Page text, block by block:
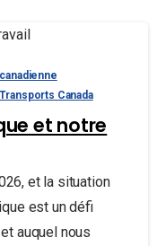
Transports Canada
et notre
et la situation
est un défi
auquel nous